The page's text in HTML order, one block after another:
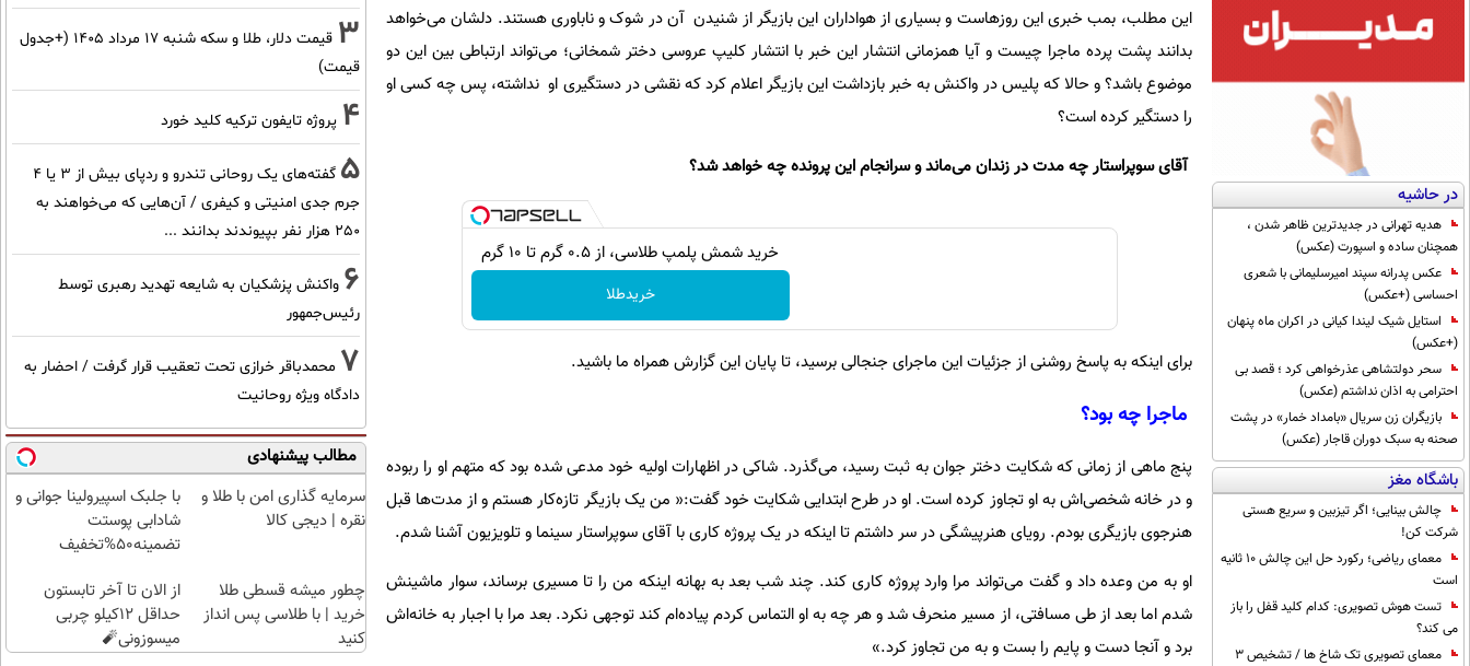
در حاشیه
هدیه تهرانی در جدیدترین ظاهر شدن ،
همچنان ساده و اسپورت (عکس)
عکس پدرانه سپند امیرسلیمانی با شعری
احساسی (+عکس)
استایل شیک لیندا کیانی در اکران ماه پنهان
(+عکس)
سحر دولتشاهی عذرخواهی کرد ؛ قصد بی
احترامی به اذان نداشتم (عکس)
بازیگران زن سریال «بامداد خمار» در پشت
صحنه به سبک دوران قاجار (عکس)
باشگاه مغز
چالش بینایی؛ اگر تیزبین و سریع هستی
شرکت کن!
معمای ریاضی؛ رکورد حل این چالش 10 ثانیه
است
تست هوش تصویری: کدام کلید قفل را باز
می کند؟
معمای تصویری تک شاخ ها / تشخیص 3
این مطلب، بمب خبری این روزهاست و بسیاری از هواداران این بازیگر از شنیدن آن در شوک و ناباوری هستند. دلشان می‌خواهد
بدانند پشت پرده ماجرا چیست و آیا همزمانی انتشار این خبر با انتشار کلیپ عروسی دختر شمخانی؛ می‌تواند ارتباطی بین این دو
موضوع باشد؟ و حالا که پلیس در واکنش به خبر بازداشت این بازیگر اعلام کرد که نقشی در دستگیری او نداشته، پس چه کسی او
را دستگیر کرده است؟
آقای سوپراستار چه مدت در زندان می‌ماند و سرانجام این پرونده چه خواهد شد؟
خرید شمش پلمپ طلاسی، از ۰.۵ گرم تا ۱۰ گرم
خریدطلا
برای اینکه به پاسخ روشنی از جزئیات این ماجرای جنجالی برسید، تا پایان این گزارش همراه ما باشید.
ماجرا چه بود؟
پنج ماهی از زمانی که شکایت دختر جوان به ثبت رسید، می‌گذرد. شاکی در اظهارات اولیه خود مدعی شده بود که متهم او را ربوده
و در خانه شخصی‌اش به او تجاوز کرده است. او در طرح ابتدایی شکایت خود گفت:« من یک بازیگر تازه‌کار هستم و از مدت‌ها قبل
هنرجوی بازیگری بودم. رویای هنرپیشگی در سر داشتم تا اینکه در یک پروژه کاری با آقای سوپر‌استار سینما و تلویزیون آشنا شدم.
او به من وعده داد و گفت می‌تواند مرا وارد پروژه کاری کند. چند شب بعد به بهانه اینکه من را تا مسیری برساند، سوار ماشینش
شدم اما بعد از طی مسافتی، از مسیر منحرف شد و هر چه به او التماس کردم پیاده‌ام کند توجهی نکرد. بعد مرا با اجبار به خانه‌اش
برد و آنجا دست و پایم را بست و به من تجاوز کرد.»
3
قیمت دلار، طلا و سکه شنبه ۱۷ مرداد ۱۴۰۵ (+جدول
قیمت)
4 پروژه تایفون ترکیه کلید خورد
5
گفته‌های یک روحانی تندرو و ردپای بیش از ۳ یا ۴
جرم جدی امنیتی و کیفری / آن‌هایی که می‌خواهند به
۲۵۰ هزار نفر بپیوندند بدانند ...
6 واکنش پزشکیان به شایعه تهدید رهبری توسط
رئیس‌جمهور
7 محمدباقر خرازی تحت تعقیب قرار گرفت / احضار به
دادگاه ویژه روحانیت
مطالب پیشنهادی
سرمایه گذاری امن با طلا و
نقره | دیجی کالا
با جلبک اسپیرولینا جوانی و
شادابی پوستت
تضمینه50%تخفیف
چطور میشه قسطی طلا
خرید | با طلاسی پس انداز
کنید
از الان تا آخر تابستون
حداقل 12کیلو چربی
میسوزونی🧨